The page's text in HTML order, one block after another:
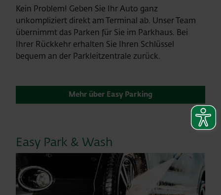
Kein Problem! Geben Sie Ihr Auto ganz
unkompliziert direkt am Terminal ab. Unser Team
übernimmt das Parken für Sie im Parkhaus. Bei
Ihrer Rückkehr erhalten Sie Ihren Schlüssel
bequem an der Parkleitzentrale zurück.
Mehr über Easy Parking
Easy Park & Wash